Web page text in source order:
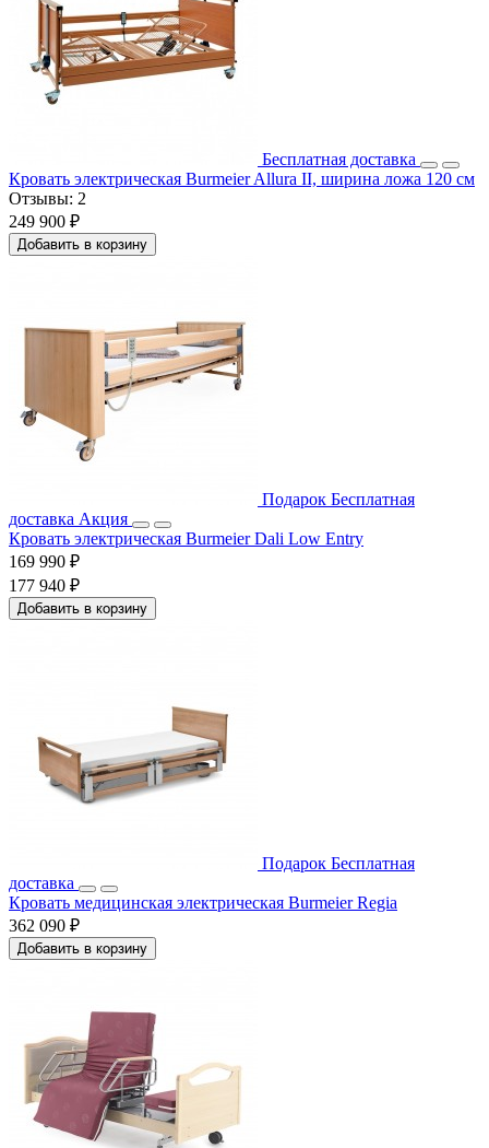
Бесплатная доставка
Кровать электрическая Burmeier Allura II, ширина ложа 120 см
Отзывы: 2
249 900 ₽
Добавить в корзину
Подарок Бесплатная
доставка Акция
Кровать электрическая Burmeier Dali Low Entry
169 990 ₽
177 940 ₽
Добавить в корзину
Подарок Бесплатная
доставка
Кровать медицинская электрическая Burmeier Regia
362 090 ₽
Добавить в корзину